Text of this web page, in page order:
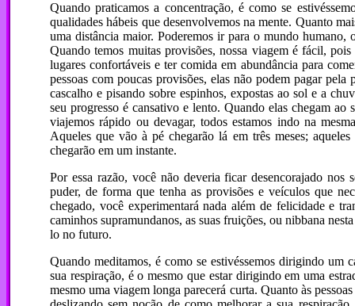
Quando praticamos a concentração, é como se
qualidades hábeis que desenvolvemos na mente. Quanto
uma distância maior. Poderemos ir para o mundo
Quando temos muitas provisões, nossa viagem é fácil,
lugares confortáveis e ter comida em abundância para
pessoas com poucas provisões, elas não podem pagar pela
cascalho e pisando sobre espinhos, expostas ao sol e a
seu progresso é cansativo e lento. Quando elas chegam ao
viajemos rápido ou devagar, todos estamos indo na
Aqueles que vão à pé chegarão lá em três meses;
chegarão em um instante.
Por essa razão, você não deveria ficar desencorajado
puder, de forma que tenha as provisões e veículos que
chegado, você experimentará nada além de felicidade e
caminhos supramundanos, as suas fruições, ou nibbana
lo no futuro.
Quando meditamos, é como se estivéssemos dirigindo
sua respiração, é o mesmo que estar dirigindo em uma
mesmo uma viagem longa parecerá curta. Quanto às